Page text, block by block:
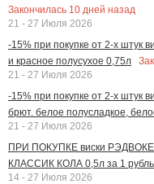
Закончилась 10 дней назад
21 - 27 Июля 2026
-15% при покупке от 2-х
и красное полусухое 0,75л
21 - 27 Июля 2026
-15% при покупке от 2-х
брют. белое полусладкое,
21 - 27 Июля 2026
ПРИ ПОКУПКЕ виски
КЛАССИК КОЛА 0,5л за 1 рубль
14 - 27 Июля 2026